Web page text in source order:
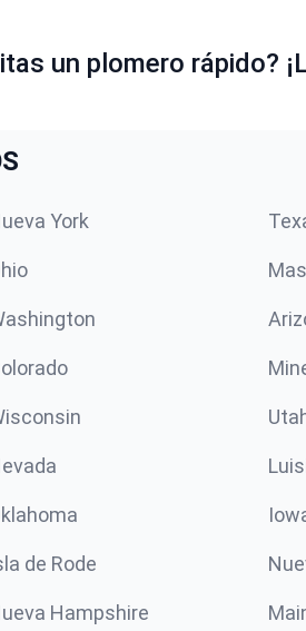
un plomero rápido?
York
de Rode
Hampshire